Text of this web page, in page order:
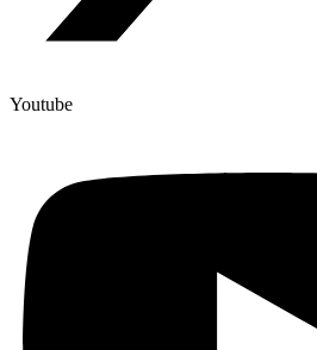
Youtube